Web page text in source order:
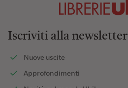
Iscriviti alla newsletter
Nuove uscite
Approfondimenti